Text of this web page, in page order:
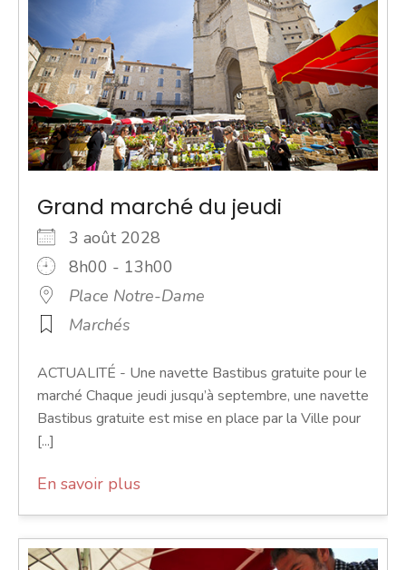
Grand marché du jeudi
3 août 2028
8h00 - 13h00
Place Notre-Dame
Marchés
ACTUALITÉ - Une navette Bastibus gratuite pour le
marché Chaque jeudi jusqu’à septembre, une navette
Bastibus gratuite est mise en place par la Ville pour
[...]
En savoir plus